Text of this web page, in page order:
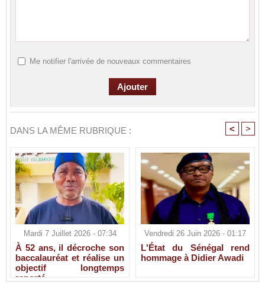
Me notifier l'arrivée de nouveaux commentaires
DANS LA MÊME RUBRIQUE : < >
Mardi 7 Juillet 2026 - 07:34
À 52 ans, il décroche son
baccalauréat et réalise un
objectif longtemps
reporté
Vendredi 26 Juin 2026 - 01:17
L'État du Sénégal rend
hommage à Didier Awadi